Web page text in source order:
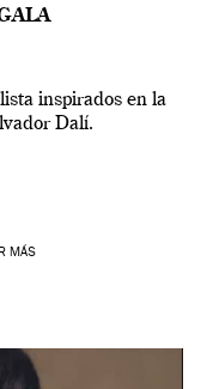
inspirados en la
Dalí.
MÁS